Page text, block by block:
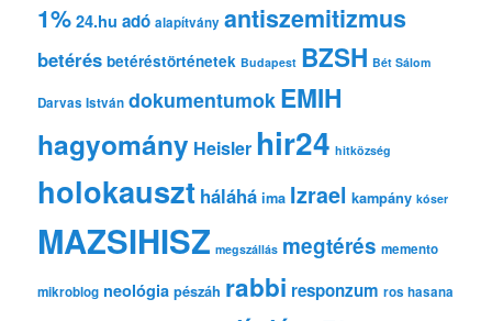
é
1% 24.hu adó alapítvány antiszemitizmus
betérés betéréstörténetek Budapest BZSH Bét Sálom
Darvas István dokumentumok EMIH
hagyomány Heisler hir24 hitközség
holokauszt háláhá ima Izrael kampány kóser
MAZSIHISZ megszállás megtérés memento
mikroblog neológia pészáh rabbi responzum ros hasana